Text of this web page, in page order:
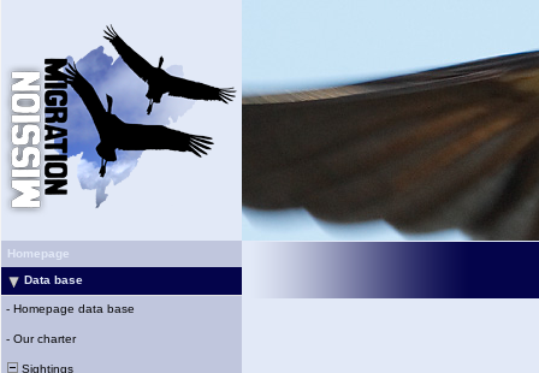
Homepage
Data base
- Homepage data base
- Our charter
Sightings